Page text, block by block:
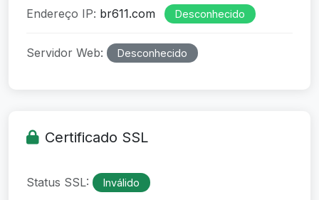
Endereço IP: br611.com Desconhecido
Servidor Web: Desconhecido
Certificado SSL
Status SSL: Inválido